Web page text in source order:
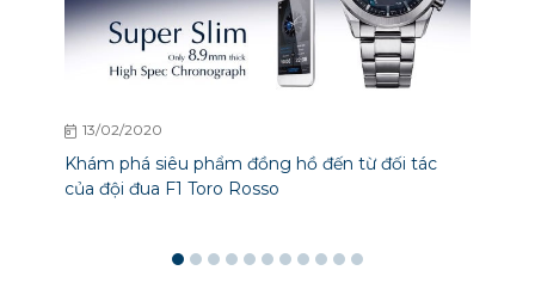
13/02/2020
Khám phá siêu phẩm đồng hồ đến từ đối tác
của đội đua F1 Toro Rosso